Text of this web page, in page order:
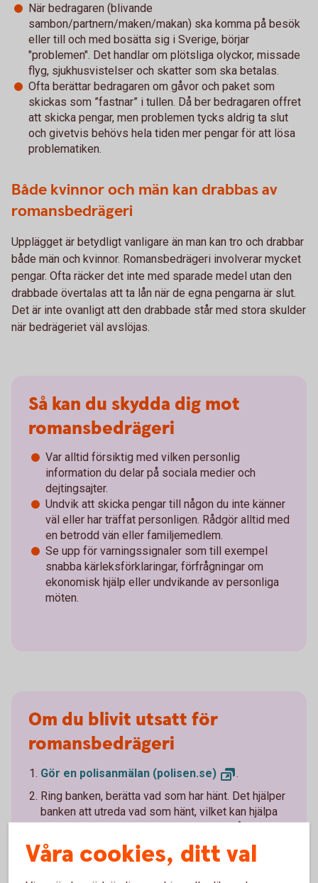
När bedragaren (blivande
sambon/partnern/maken/makan) ska komma på besök
eller till och med bosätta sig i Sverige, börjar
"problemen". Det handlar om plötsliga olyckor, missade
flyg, sjukhusvistelser och skatter som ska betalas.
Ofta berättar bedragaren om gåvor och paket som
skickas som ”fastnar” i tullen. Då ber bedragaren offret
att skicka pengar, men problemen tycks aldrig ta slut
och givetvis behövs hela tiden mer pengar för att lösa
problematiken.
Både kvinnor och män kan drabbas av
romansbedrägeri
Upplägget är betydligt vanligare än man kan tro och drabbar
både män och kvinnor. Romansbedrägeri involverar mycket
pengar. Ofta räcker det inte med sparade medel utan den
drabbade övertalas att ta lån när de egna pengarna är slut.
Det är inte ovanligt att den drabbade står med stora skulder
när bedrägeriet väl avslöjas.
Så kan du skydda dig mot
romansbedrägeri
Var alltid försiktig med vilken personlig
information du delar på sociala medier och
dejtingsajter.
Undvik att skicka pengar till någon du inte känner
väl eller har träffat personligen. Rådgör alltid med
en betrodd vän eller familjemedlem.
Se upp för varningssignaler som till exempel
snabba kärleksförklaringar, förfrågningar om
ekonomisk hjälp eller undvikande av personliga
möten.
Om du blivit utsatt för
romansbedrägeri
Gör en polisanmälan (polisen.se)
.
Ring banken, berätta vad som har hänt. Det hjälper
banken att utreda vad som hänt, vilket kan hjälpa
andra som annars riskerar att drabbas på liknande
sätt.
Kontakta oss på
banken
Avbryt all kontakt, även med personer som påstår att
Våra cookies, ditt val